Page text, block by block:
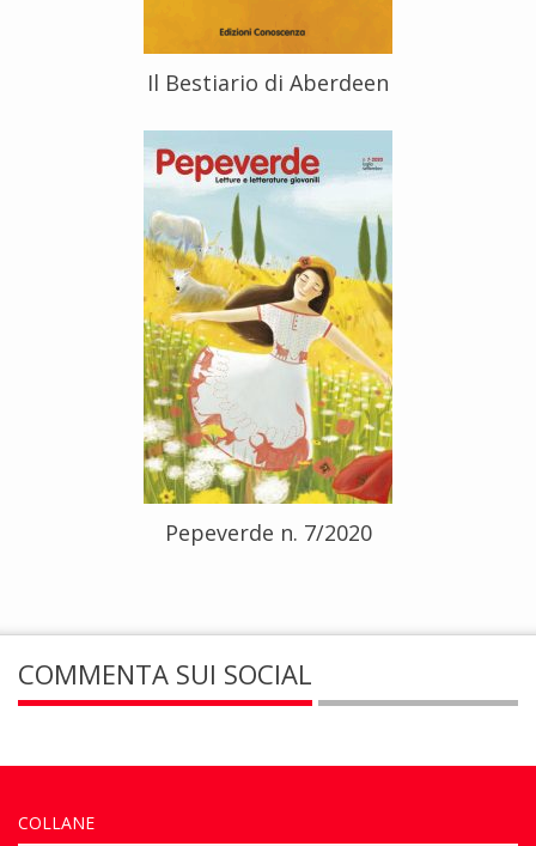
Il Bestiario di Aberdeen
Pepeverde n. 7/2020
COMMENTA SUI SOCIAL
COLLANE